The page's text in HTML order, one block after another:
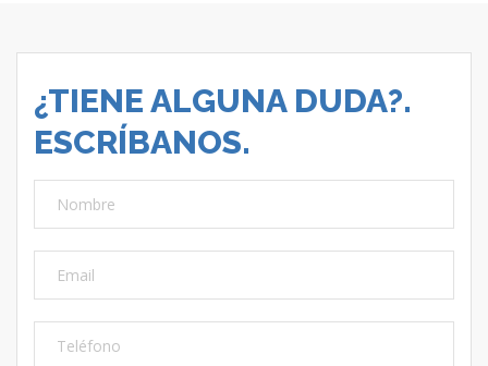
¿TIENE ALGUNA DUDA?.
ESCRÍBANOS.